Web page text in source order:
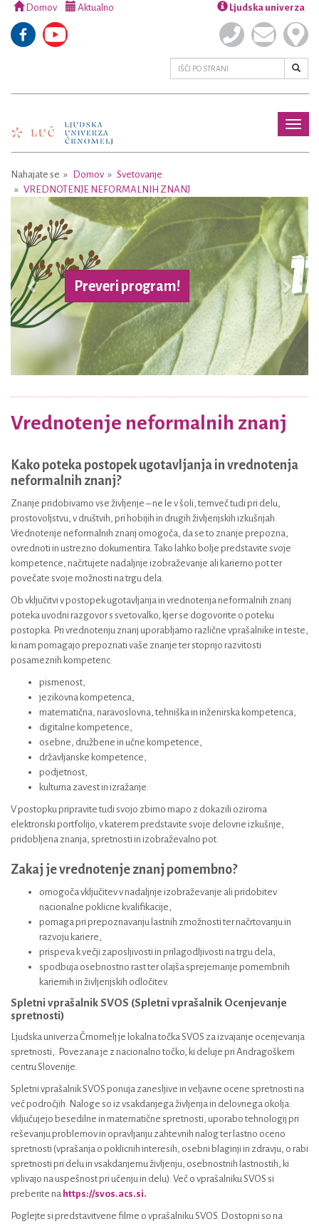
Domov Aktualno Ljudska univerza
Nahajate se Domov
Svetovanje
VREDNOTENJE NEFORMALNIH ZNANJ
Preveri program!
Previous Next
Vrednotenje neformalnih znanj
Kako poteka postopek ugotavljanja in vrednotenja
neformalnih znanj?
Znanje pridobivamo vse življenje – ne le v šoli, temveč tudi pri delu,
prostovoljstvu, v društvih, pri hobijih in drugih življenjskih izkušnjah.
Vrednotenje neformalnih znanj omogoča, da se to znanje prepozna,
ovrednoti in ustrezno dokumentira. Tako lahko bolje predstavite svoje
kompetence, načrtujete nadaljnje izobraževanje ali karierno pot ter
povečate svoje možnosti na trgu dela.
Ob vključitvi v postopek ugotavljanja in vrednotenja neformalnih znanj
poteka uvodni razgovor s svetovalko, kjer se dogovorite o poteku
postopka. Pri vrednotenju znanj uporabljamo različne vprašalnike in teste,
ki nam pomagajo prepoznati vaše znanje ter stopnjo razvitosti
posameznih kompetenc:
pismenost,
jezikovna kompetenca,
matematična, naravoslovna, tehniška in inženirska kompetenca,
digitalne kompetence,
osebne, družbene in učne kompetence,
državljanske kompetence,
podjetnost,
kulturna zavest in izražanje.
V postopku pripravite tudi svojo zbirno mapo z dokazili oziroma
elektronski portfolijo, v katerem predstavite svoje delovne izkušnje,
pridobljena znanja, spretnosti in izobraževalno pot.
Zakaj je vrednotenje znanj pomembno?
omogoča vključitev v nadaljnje izobraževanje ali pridobitev
nacionalne poklicne kvalifikacije,
pomaga pri prepoznavanju lastnih zmožnosti ter načrtovanju in
razvoju kariere,
prispeva k večji zaposljivosti in prilagodljivosti na trgu dela,
spodbuja osebnostno rast ter olajša sprejemanje pomembnih
kariernih in življenjskih odločitev.
Spletni vprašalnik SVOS (Spletni vprašalnik Ocenjevanje
spretnosti)
Ljudska univerza Črnomelj je lokalna točka SVOS za izvajanje ocenjevanja
spretnosti,. Povezana je z nacionalno točko, ki deluje pri Andragoškem
centru Slovenije.
Spletni vprašalnik SVOS ponuja zanesljive in veljavne ocene spretnosti na
več področjih. Naloge so iz vsakdanjega življenja in delovnega okolja:
vključujejo besedilne in matematične spretnosti, uporabo tehnologij pri
reševanju problemov in opravljanju zahtevnih nalog ter lastno oceno
spretnosti (vprašanja o poklicnih interesih, osebni blaginji in zdravju, o rabi
spretnosti pri delu in vsakdanjemu življenju, osebnostnih lastnostih, ki
vplivajo na uspešnost pri učenju in delu). Več o vprašalniku SVOS si
preberite na https://svos.acs.si.
Poglejte si predstavitvene filme o vprašalniku SVOS. Dostopni so na